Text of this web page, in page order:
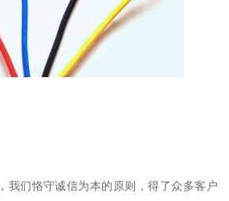
我们恪守诚信为本的原则，得了众多客户